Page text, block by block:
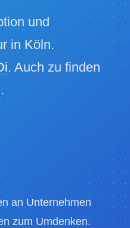
und
in Köln.
. Auch zu finden
.
an Unternehmen
zum Umdenken.